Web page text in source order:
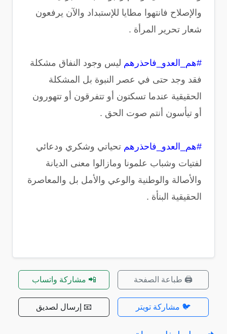
والإصلاح فانتهوا مطايا للإستبداد والآن يرفعون
شعار تحرير المرأة .
#هم_العدو_فاحذرهم ليس وجود النفاق مشكلة
فقد وجد حتى في عصر النبوة بل المشكلة
الحقيقية عندما تسكتون أو تتفرقون أو تتهورون
أو تيأسون أنتم صوت الحق .
#هم_العدو_فاحذرهم تحياتي وشكري ودعائي
لفتيات وشباب علمونا ومازالوا معنى الديانة
والأصالة والوطنية والوعي والأمل بل والمعاصرة
الحقيقية البنأة .
🖨️ طباعة الصفحة 📲 مشاركة واتساب
🐦 مشاركة تويتر 📧 إرسال لصديق